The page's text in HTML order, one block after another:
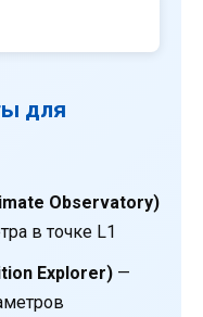
для
Observatory)
в точке L1
Explorer)—